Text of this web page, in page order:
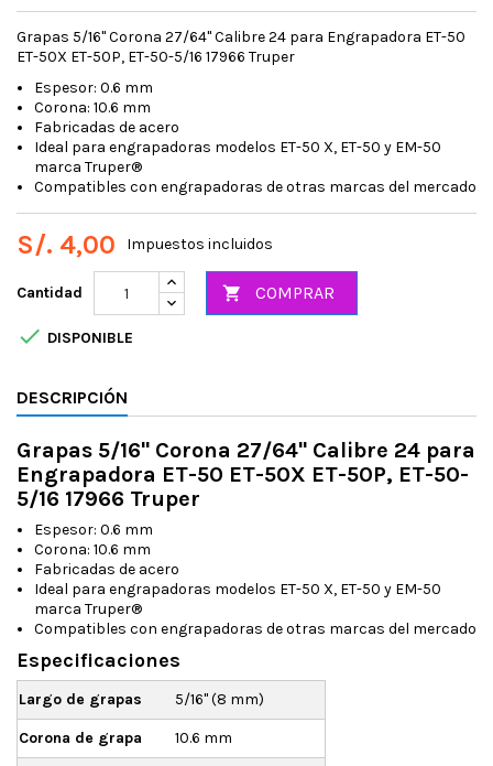
Grapas 5/16" Corona 27/64" Calibre 24 para Engrapadora ET-50
ET-50X ET-50P, ET-50-5/16 17966 Truper
Espesor: 0.6 mm
Corona: 10.6 mm
Fabricadas de acero
Ideal para engrapadoras modelos ET-50 X, ET-50 y EM-50
marca Truper®
Compatibles con engrapadoras de otras marcas del mercado
S/. 4,00 Impuestos incluidos
Cantidad  COMPRAR
 DISPONIBLE
DESCRIPCIÓN
Grapas 5/16" Corona 27/64" Calibre 24 para
Engrapadora ET-50 ET-50X ET-50P, ET-50-
5/16 17966 Truper
Espesor: 0.6 mm
Corona: 10.6 mm
Fabricadas de acero
Ideal para engrapadoras modelos ET-50 X, ET-50 y EM-50
marca Truper®
Compatibles con engrapadoras de otras marcas del mercado
Especificaciones
Largo de grapas 5/16" (8 mm)
Corona de grapa 10.6 mm